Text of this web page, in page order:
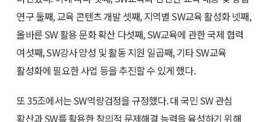
연구 둘째, 교육 콘텐츠 개발 셋째, 지역별 SW교육 활성화 넷째,
올바른 SW 활용 문화 확산 다섯째, SW교육에 관한 국제 협력
여섯째, SW강사 양성 및 활동 지원 일곱째, 기타 SW교육
활성화에 필요한 사업 등을 추진할 수 있게 했다.
또 35조에서는 SW역량검정을 규정했다. 대 국민 SW 관심
확산과 SW를 활용한 창의적 문제해결 능력을 육성하기 위해